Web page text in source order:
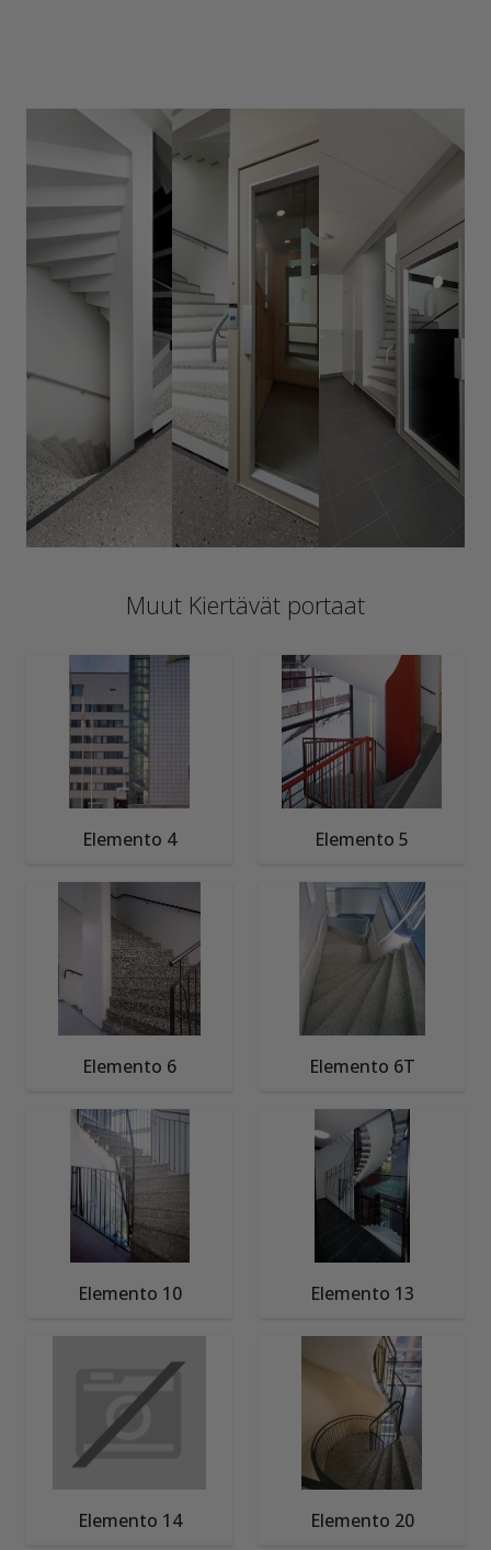
Muut Kiertävät portaat
Elemento 4 Elemento 5
Elemento 6 Elemento 6T
Elemento 10 Elemento 13
Elemento 14 Elemento 20